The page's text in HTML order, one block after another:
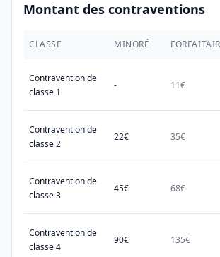
Montant des contraventions
CLASSE MINORÉ
Contravention de
classe 1
- 11€
Contravention de
classe 2
22€ 35€
Contravention de
classe 3
45€ 68€
Contravention de
classe 4
90€ 135€